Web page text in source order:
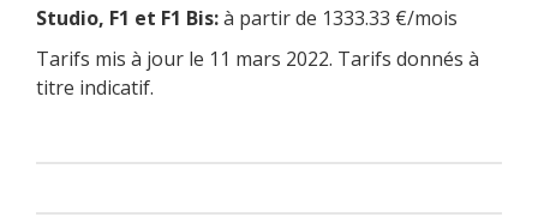
Studio, F1 et F1 Bis: à partir de 1333.33 €/mois
Tarifs mis à jour le 11 mars 2022. Tarifs donnés à
titre indicatif.